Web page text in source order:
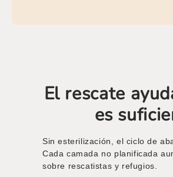
El rescate
es
Sin esterilización, el ciclo de
Cada camada no planificada
sobre rescatistas y refugios.